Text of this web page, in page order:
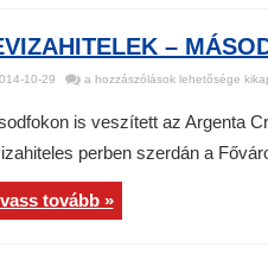
–
10-29
Devizahitelek
is
veszített
Argenta
a hozzászólások lehetősége
is veszített az Argenta
perben szerdán a
tovább »